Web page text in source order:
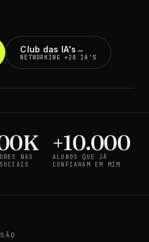
Club das IA's→
NETWORKING +20 IA'S
NAS
+10.000
ALUNOS QUE JÁ
CONFIARAM EM MIM